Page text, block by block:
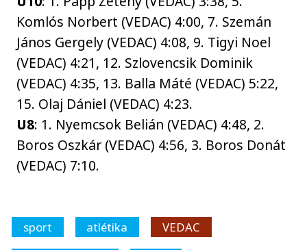
Komlós Norbert (VEDAC) 4:00, 7. Szemán
János Gergely (VEDAC) 4:08, 9. Tigyi Noel
(VEDAC) 4:21, 12. Szlovencsik Dominik
(VEDAC) 4:35, 13. Balla Máté (VEDAC) 5:22,
15. Olaj Dániel (VEDAC) 4:23.
U8: 1. Nyemcsok Belián (VEDAC) 4:48, 2.
Boros Oszkár (VEDAC) 4:56, 3. Boros Donát
(VEDAC) 7:10.
sport atlétika
VEDAC